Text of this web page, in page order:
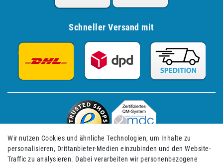
Schneller Versand mit
Wir nutzen Cookies und ähnliche Technologien, um Inhalte zu
personalisieren, Drittanbieter-Medien einzubinden und den Website-
Traffic zu analysieren. Dabei verarbeiten wir personenbezogene